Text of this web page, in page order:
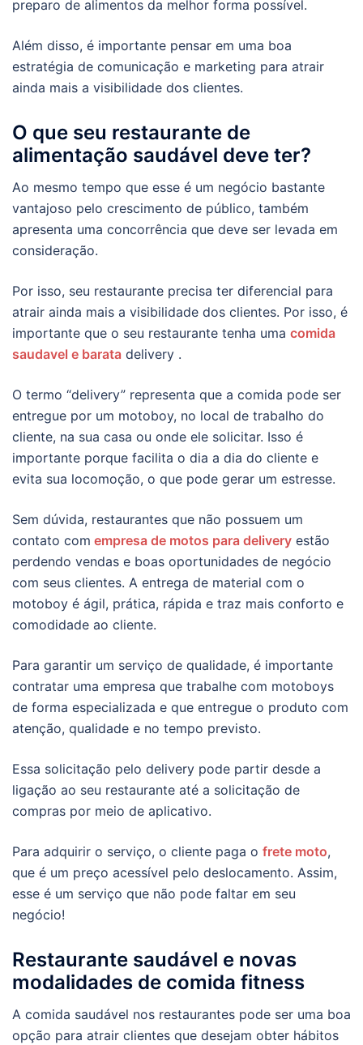
preparo de alimentos da melhor forma possível.
Além disso, é importante pensar em uma boa
estratégia de comunicação e marketing para atrair
ainda mais a visibilidade dos clientes.
O que seu restaurante de
alimentação saudável deve ter?
Ao mesmo tempo que esse é um negócio bastante
vantajoso pelo crescimento de público, também
apresenta uma concorrência que deve ser levada em
consideração.
Por isso, seu restaurante precisa ter diferencial para
atrair ainda mais a visibilidade dos clientes. Por isso, é
importante que o seu restaurante tenha uma comida
saudavel e barata delivery .
O termo “delivery” representa que a comida pode ser
entregue por um motoboy, no local de trabalho do
cliente, na sua casa ou onde ele solicitar. Isso é
importante porque facilita o dia a dia do cliente e
evita sua locomoção, o que pode gerar um estresse.
Sem dúvida, restaurantes que não possuem um
contato com empresa de motos para delivery estão
perdendo vendas e boas oportunidades de negócio
com seus clientes. A entrega de material com o
motoboy é ágil, prática, rápida e traz mais conforto e
comodidade ao cliente.
Para garantir um serviço de qualidade, é importante
contratar uma empresa que trabalhe com motoboys
de forma especializada e que entregue o produto com
atenção, qualidade e no tempo previsto.
Essa solicitação pelo delivery pode partir desde a
ligação ao seu restaurante até a solicitação de
compras por meio de aplicativo.
Para adquirir o serviço, o cliente paga o frete moto,
que é um preço acessível pelo deslocamento. Assim,
esse é um serviço que não pode faltar em seu
negócio!
Restaurante saudável e novas
modalidades de comida fitness
A comida saudável nos restaurantes pode ser uma boa
opção para atrair clientes que desejam obter hábitos